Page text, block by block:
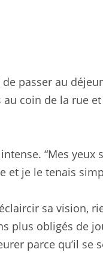
passer au
coin de la rue
“Mes yeux
et je le tenais
sa vision,
plus obligés de
parce qu’il se